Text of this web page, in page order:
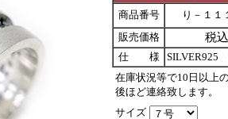
商品番号
り－１１
販売価格
税
仕 様
SILVER925
在庫状況等で10日以上
後ほど連絡致します。
サイズ